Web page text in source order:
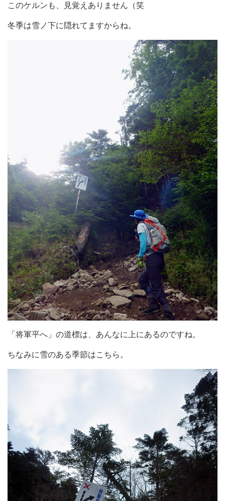
このケルンも、見覚えありません（笑
冬季は雪ノ下に隠れてますからね。
「将軍平へ」の道標は、あんなに上にあるのですね。
ちなみに雪のある季節はこちら。